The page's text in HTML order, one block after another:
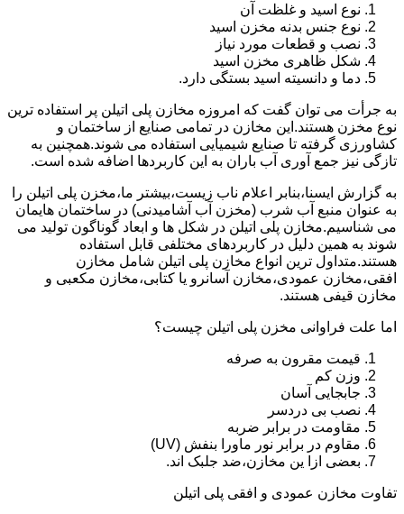
نوع اسید و غلظت آن
نوع جنس بدنه مخزن اسید
نصب و قطعات مورد نیاز
شکل ظاهری مخزن اسید
دما و دانسیته اسید بستگی دارد.
به جرأت می توان گفت که امروزه مخازن پلی اتیلن پر استفاده ترین
نوع مخزن هستند.این مخازن در تمامی صنایع از ساختمان و
کشاورزی گرفته تا صنایع شیمیایی استفاده می شوند.همچنین به
تازگی نیز جمع آوری آب باران به این کاربردها اضافه شده است.
به گزارش ایسنا،بنابر اعلام ناب زیست،بیشتر ما،مخزن پلی اتیلن را
به عنوان منبع آب شرب (مخزن آب آشامیدنی) در ساختمان هایمان
می شناسیم.مخازن پلی اتیلن در شکل ها و ابعاد گوناگون تولید می
شوند به همین دلیل در کاربردهای مختلفی قابل استفاده
هستند.متداول ترین انواع مخازن پلی اتیلن شامل مخازن
افقی،مخازن عمودی،مخازن آسانرو یا کتابی،مخازن مکعبی و
مخازن قیفی هستند.
اما علت فراوانی مخزن پلی اتیلن چیست؟
قیمت مقرون به صرفه
وزن کم
جابجایی آسان
نصب بی دردسر
مقاومت در برابر ضربه
مقاوم در برابر نور ماورا بنفش (UV)
بعضی ازا ین مخازن،ضد جلبک اند.
تفاوت مخازن عمودی و افقی پلی اتیلن